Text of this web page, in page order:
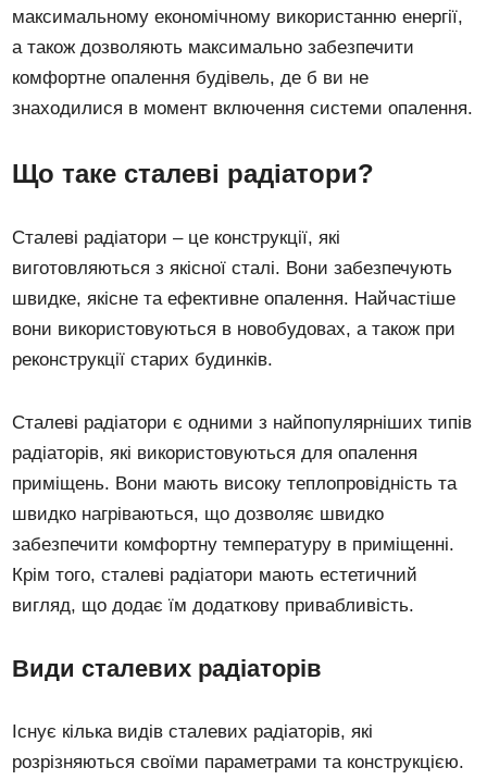
максимальному економічному використанню енергії,
а також дозволяють максимально забезпечити
комфортне опалення будівель, де б ви не
знаходилися в момент включення системи опалення.
Що таке сталеві радіатори?
Сталеві радіатори – це конструкції, які
виготовляються з якісної сталі. Вони забезпечують
швидке, якісне та ефективне опалення. Найчастіше
вони використовуються в новобудовах, а також при
реконструкції старих будинків.
Сталеві радіатори є одними з найпопулярніших типів
радіаторів, які використовуються для опалення
приміщень. Вони мають високу теплопровідність та
швидко нагріваються, що дозволяє швидко
забезпечити комфортну температуру в приміщенні.
Крім того, сталеві радіатори мають естетичний
вигляд, що додає їм додаткову привабливість.
Види сталевих радіаторів
Існує кілька видів сталевих радіаторів, які
розрізняються своїми параметрами та конструкцією.